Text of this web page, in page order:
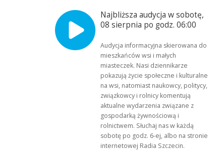
Najbliższa audycja w sobotę,
08 sierpnia po godz. 06:00
Audycja informacyjna skierowana do
mieszkańców wsi i małych
miasteczek. Nasi dziennikarze
pokazują życie społeczne i kulturalne
na wsi, natomiast naukowcy, politycy,
związkowcy i rolnicy komentują
aktualne wydarzenia związane z
gospodarką żywnościową i
rolnictwem. Słuchaj nas w każdą
sobotę po godz. 6-ej, albo na stronie
internetowej Radia Szczecin.